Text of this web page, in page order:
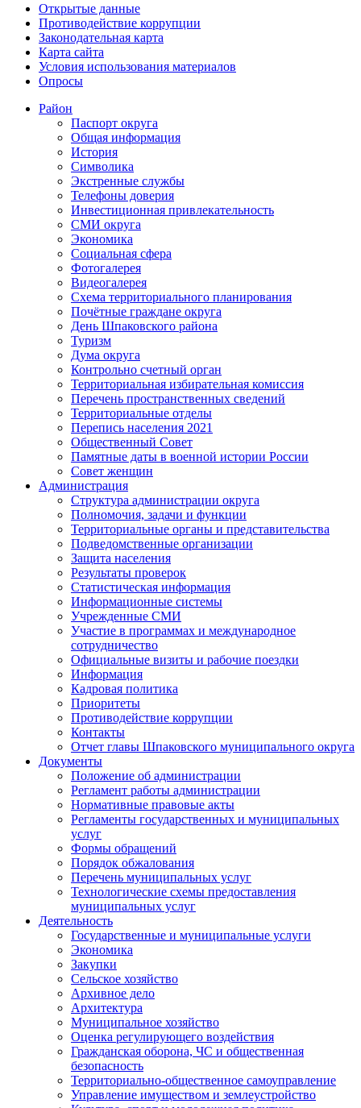
Открытые данные
Противодействие коррупции
Законодательная карта
Карта сайта
Условия использования материалов
Опросы
Район
Паспорт округа
Общая информация
История
Символика
Экстренные службы
Телефоны доверия
Инвестиционная привлекательность
СМИ округа
Экономика
Социальная сфера
Фотогалерея
Видеогалерея
Схема территориального планирования
Почётные граждане округа
День Шпаковского района
Туризм
Дума округа
Контрольно счетный орган
Территориальная избирательная комиссия
Перечень пространственных сведений
Территориальные отделы
Перепись населения 2021
Общественный Совет
Памятные даты в военной истории России
Совет женщин
Администрация
Структура администрации округа
Полномочия, задачи и функции
Территориальные органы и представительства
Подведомственные организации
Защита населения
Результаты проверок
Статистическая информация
Информационные системы
Учрежденные СМИ
Участие в программах и международное
сотрудничество
Официальные визиты и рабочие поездки
Информация
Кадровая политика
Приоритеты
Противодействие коррупции
Контакты
Отчет главы Шпаковского муниципального округа
Документы
Положение об администрации
Регламент работы администрации
Нормативные правовые акты
Регламенты государственных и муниципальных
услуг
Формы обращений
Порядок обжалования
Перечень муниципальных услуг
Технологические схемы предоставления
муниципальных услуг
Деятельность
Государственные и муниципальные услуги
Экономика
Закупки
Сельское хозяйство
Архивное дело
Архитектура
Муниципальное хозяйство
Оценка регулирующего воздействия
Гражданская оборона, ЧС и общественная
безопасность
Территориально-общественное самоуправление
Управление имуществом и землеустройство